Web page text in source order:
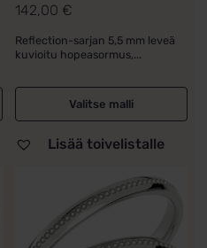
142,00 €
Reflection-sarjan 5,5 mm leveä
kuvioitu hopeasormus,...
Valitse malli
Lisää toivelistalle